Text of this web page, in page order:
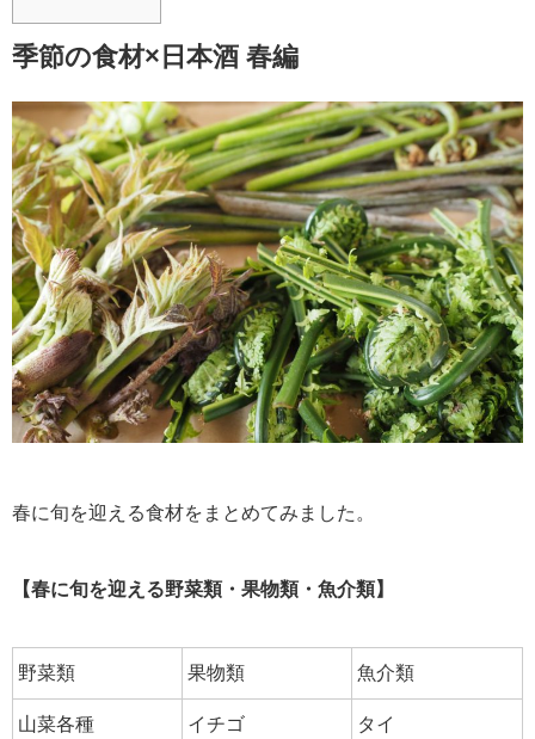
季節の食材×日本酒 春編
春に旬を迎える食材をまとめてみました。
【春に旬を迎える野菜類・果物類・魚介類】
野菜類 果物類 魚介類
山菜各種
イチゴ
タイ